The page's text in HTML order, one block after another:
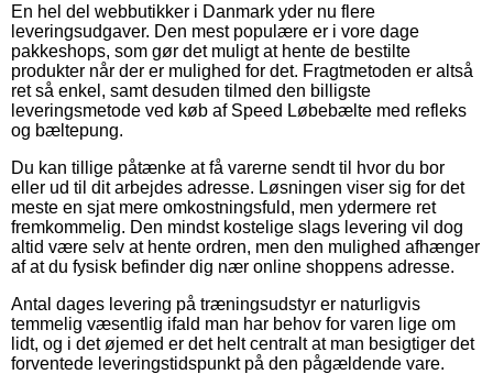
En hel del webbutikker i Danmark yder nu flere
leveringsudgaver. Den mest populære er i vore dage
pakkeshops, som gør det muligt at hente de bestilte
produkter når der er mulighed for det. Fragtmetoden er altså
ret så enkel, samt desuden tilmed den billigste
leveringsmetode ved køb af Speed Løbebælte med refleks
og bæltepung.
Du kan tillige påtænke at få varerne sendt til hvor du bor
eller ud til dit arbejdes adresse. Løsningen viser sig for det
meste en sjat mere omkostningsfuld, men ydermere ret
fremkommelig. Den mindst kostelige slags levering vil dog
altid være selv at hente ordren, men den mulighed afhænger
af at du fysisk befinder dig nær online shoppens adresse.
Antal dages levering på træningsudstyr er naturligvis
temmelig væsentlig ifald man har behov for varen lige om
lidt, og i det øjemed er det helt centralt at man besigtiger det
forventede leveringstidspunkt på den pågældende vare.